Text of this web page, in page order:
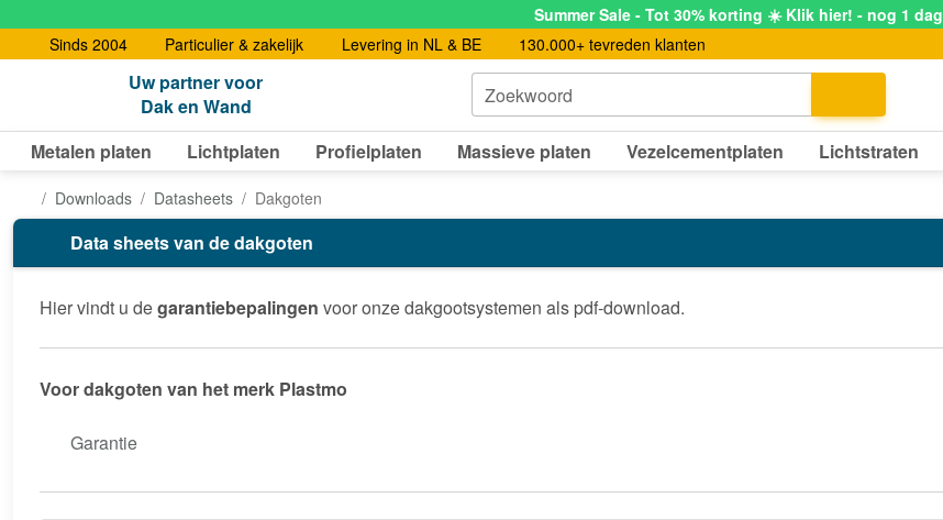
Summer Sale - Tot 30% korting ☀️ Klik hier! - nog 1 dag
Sinds 2004
Particulier & zakelijk Levering in NL & BE 130.000+ tevreden klanten
Uw partner voor
Dak en Wand
Zoekwoord
Metalen platen Lichtplaten Profielplaten Massieve platen Vezelcementplaten Lichtstraten
Downloads Datasheets Dakgoten
Data sheets van de dakgoten
Hier vindt u degarantiebepalingen voor onze dakgootsystemen als pdf-download.
Voor dakgoten van het merk Plastmo
Garantie